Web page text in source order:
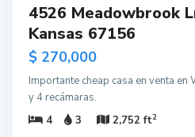
4526 Meadowbrook
Kansas 67156
$ 270,000
Importante cheap casa en venta en
y 4 recámaras.
4
3 2,752 ft2